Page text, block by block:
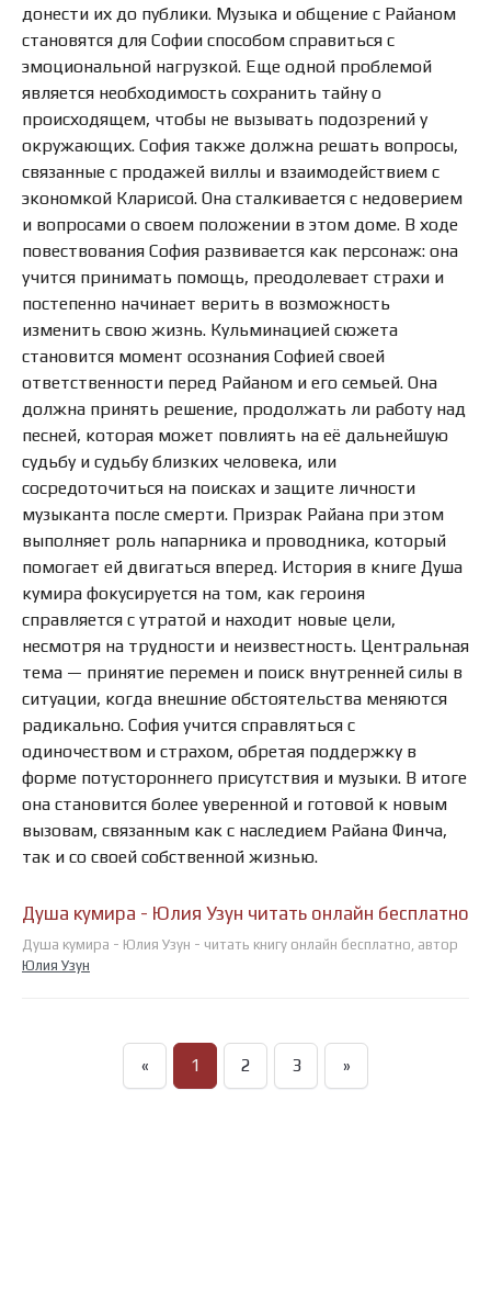
донести их до публики. Музыка и общение с Райаном
становятся для Софии способом справиться с
эмоциональной нагрузкой. Еще одной проблемой
является необходимость сохранить тайну о
происходящем, чтобы не вызывать подозрений у
окружающих. София также должна решать вопросы,
связанные с продажей виллы и взаимодействием с
экономкой Кларисой. Она сталкивается с недоверием
и вопросами о своем положении в этом доме. В ходе
повествования София развивается как персонаж: она
учится принимать помощь, преодолевает страхи и
постепенно начинает верить в возможность
изменить свою жизнь. Кульминацией сюжета
становится момент осознания Софией своей
ответственности перед Райаном и его семьей. Она
должна принять решение, продолжать ли работу над
песней, которая может повлиять на её дальнейшую
судьбу и судьбу близких человека, или
сосредоточиться на поисках и защите личности
музыканта после смерти. Призрак Райана при этом
выполняет роль напарника и проводника, который
помогает ей двигаться вперед. История в книге Душа
кумира фокусируется на том, как героиня
справляется с утратой и находит новые цели,
несмотря на трудности и неизвестность. Центральная
тема — принятие перемен и поиск внутренней силы в
ситуации, когда внешние обстоятельства меняются
радикально. София учится справляться с
одиночеством и страхом, обретая поддержку в
форме потустороннего присутствия и музыки. В итоге
она становится более уверенной и готовой к новым
вызовам, связанным как с наследием Райана Финча,
так и со своей собственной жизнью.
Душа кумира - Юлия Узун читать онлайн бесплатно
Душа кумира - Юлия Узун - читать книгу онлайн бесплатно, автор
Юлия Узун
« 1 2 3 »